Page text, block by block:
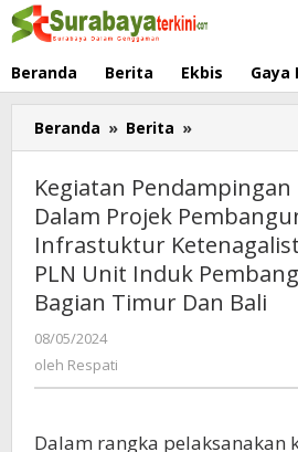
Lewati
ke
Beranda Berita Ekbis Gaya
Beranda » Berita »
JPN
Dalam
Projek
Infrastuktur
PLN
Kegiatan Pendampingan
Dalam Projek
Infrastuktur
PLN Unit Induk
Bagian Timur Dan Bali
08/05/2024
oleh Respati
Dalam rangka pelaksanakan